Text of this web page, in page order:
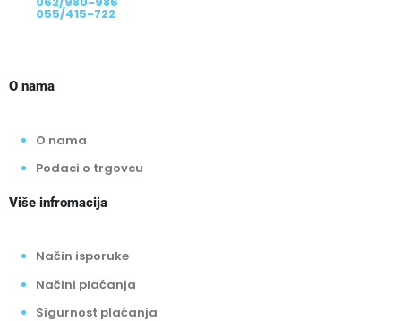
055/415-722
O nama
O nama
Podaci o trgovcu
Više infromacija
Način isporuke
Načini plaćanja
Sigurnost plaćanja